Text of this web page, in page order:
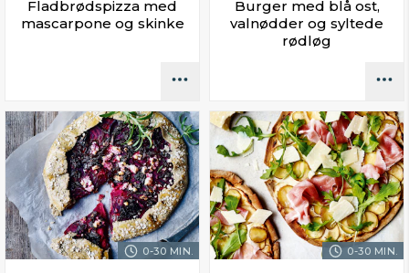
Fladbrødspizza med
mascarpone og skinke
Burger med blå ost,
valnødder og syltede
rødløg
0-30 MIN. 0-30 MIN.